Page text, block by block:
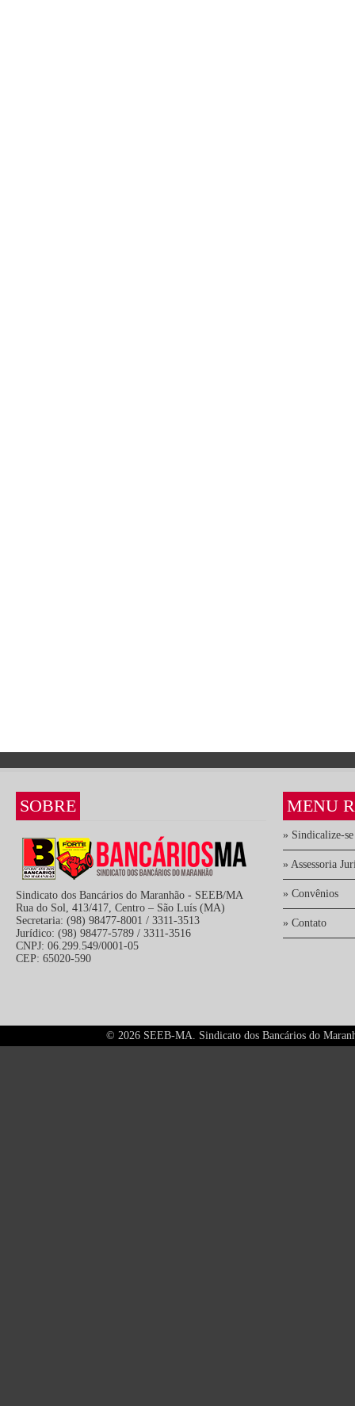
SOBRE
Sindicato dos Bancários do Maranhão - SEEB/MA
Rua do Sol, 413/417, Centro – São Luís (MA)
Secretaria: (98) 98477-8001 / 3311-3513
Jurídico: (98) 98477-5789 / 3311-3516
CNPJ: 06.299.549/0001-05
CEP: 65020-590
MENU
» Sindicalize-se
» Assessoria
» Convênios
» Contato
© 2026 SEEB-MA. Sindicato dos Bancários do